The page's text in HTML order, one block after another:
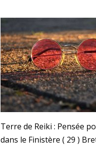
Terre de Reiki : Pensée
dans le Finistère ( 29 )